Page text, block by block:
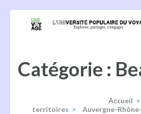
Entrée)
Catégorie :
Accueil >
territoires > Auvergne-